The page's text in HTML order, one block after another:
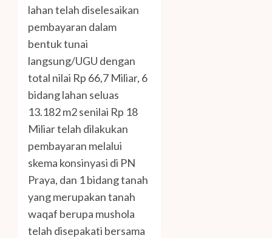
lahan telah diselesaikan
pembayaran dalam
bentuk tunai
langsung/UGU dengan
total nilai Rp 66,7 Miliar, 6
bidang lahan seluas
13.182 m2 senilai Rp 18
Miliar telah dilakukan
pembayaran melalui
skema konsinyasi di PN
Praya, dan 1 bidang tanah
yang merupakan tanah
waqaf berupa mushola
telah disepakati bersama